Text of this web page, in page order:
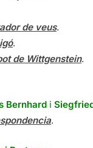
de veus.
.
de Wittgenstein.
Bernhard i
.